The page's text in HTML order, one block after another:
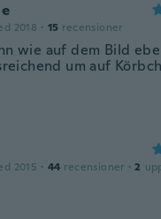
2018 · 15 recensioner
wie auf dem Bild
um auf
2015 · 44 recensioner · 2